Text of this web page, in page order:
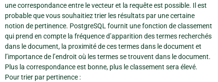
une correspondance entre le vecteur et la requête est possible. Il est
probable que vous souhaitiez trier les résultats par une certaine
notion de pertinence. PostgreSQL fournit une fonction de classement
qui prend en compte la fréquence d’apparition des termes recherchés
dans le document, la proximité de ces termes dans le document et
l’importance de l’endroit où les termes se trouvent dans le document.
Plus la correspondance est bonne, plus le classement sera élevé.
Pour trier par pertinence :